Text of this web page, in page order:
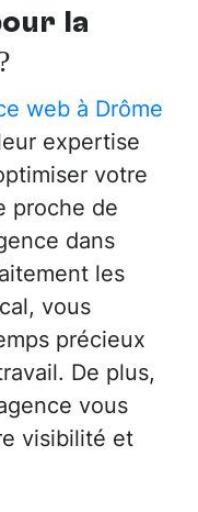
la
web à Drôme
expertise
votre
proche de
dans
les
vous
précieux
De plus,
vous
visibilité et